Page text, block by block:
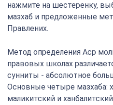
нажмите на шестеренку,
мазхаб и предложенные
Правлених.
Метод определения Аср
правовых школах
сунниты - абсолютное
Основные четыре мазхаба:
маликитский и